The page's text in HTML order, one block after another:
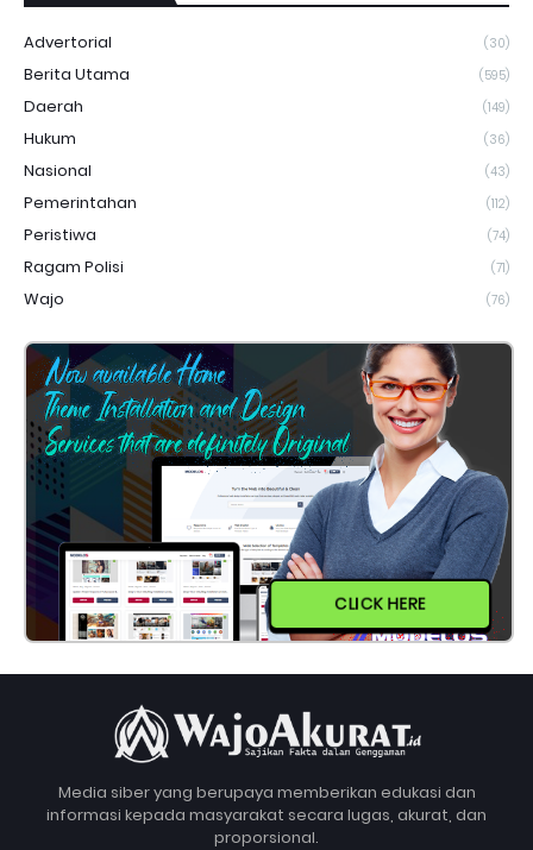
Advertorial (30)
Berita Utama (595)
Daerah (149)
Hukum (36)
Nasional (43)
Pemerintahan (112)
Peristiwa (74)
Ragam Polisi (71)
Wajo (76)
CLICK HERE
Media siber yang berupaya memberikan edukasi dan
informasi kepada masyarakat secara lugas, akurat, dan
proporsional.